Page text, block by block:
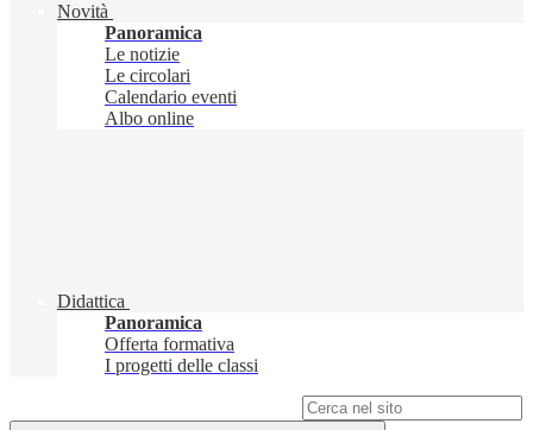
Novità
Panoramica
Le notizie
Le circolari
Calendario eventi
Albo online
Didattica
Panoramica
Offerta formativa
I progetti delle classi